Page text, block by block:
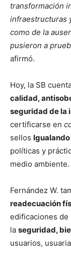
transformación
infraestructuras
como de la
pusieron a
afirmó.
Hoy, la SB
calidad,
seguridad de la
certificarse en
sellos
políticas y
medio ambiente.
Fernández W.
readecuación
edificaciones
la seguridad,
usuarios,